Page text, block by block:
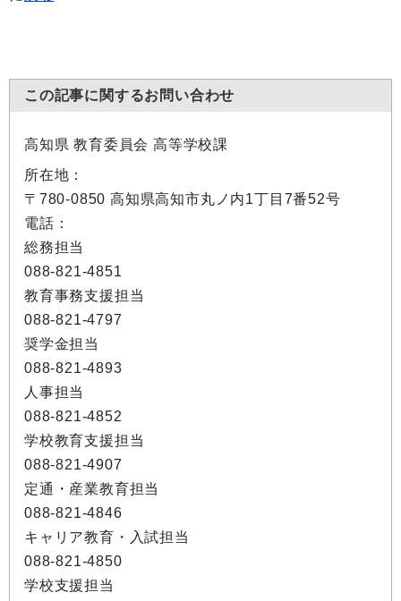
この記事に関するお問い合わせ
高知県 教育委員会 高等学校課
所在地：
〒780-0850 高知県高知市丸ノ内1丁目7番52号
電話：
総務担当
088-821-4851
教育事務支援担当
088-821-4797
奨学金担当
088-821-4893
人事担当
088-821-4852
学校教育支援担当
088-821-4907
定通・産業教育担当
088-821-4846
キャリア教育・入試担当
088-821-4850
学校支援担当